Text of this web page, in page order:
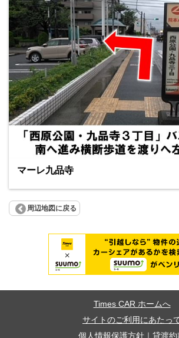
マーレ九品寺
周辺地図に戻る
Times CAR ホームへ
サイトのご利用にあたっ
個人情報保護方針
貸渡約